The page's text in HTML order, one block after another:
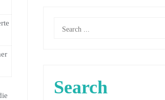
Search